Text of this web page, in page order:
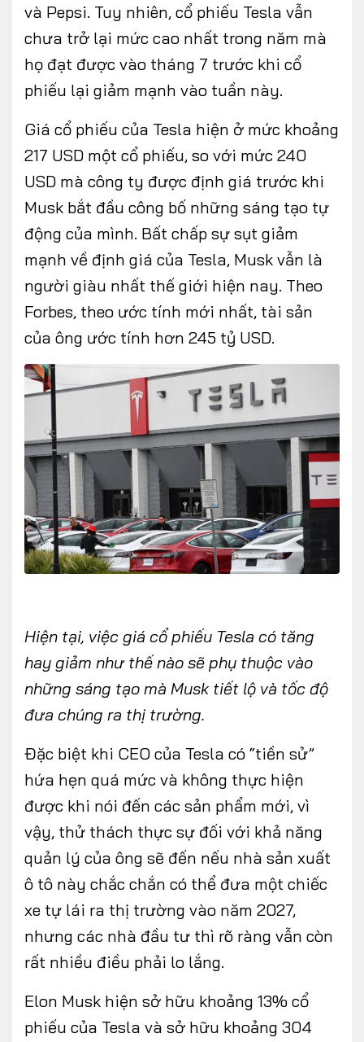
và Pepsi. Tuy nhiên, cổ phiếu Tesla vẫn
chưa trở lại mức cao nhất trong năm mà
họ đạt được vào tháng 7 trước khi cổ
phiếu lại giảm mạnh vào tuần này.
Giá cổ phiếu của Tesla hiện ở mức khoảng
217 USD một cổ phiếu, so với mức 240
USD mà công ty được định giá trước khi
Musk bắt đầu công bố những sáng tạo tự
động của mình. Bất chấp sự sụt giảm
mạnh về định giá của Tesla, Musk vẫn là
người giàu nhất thế giới hiện nay. Theo
Forbes, theo ước tính mới nhất, tài sản
của ông ước tính hơn 245 tỷ USD.
Hiện tại, việc giá cổ phiếu Tesla có tăng
hay giảm như thế nào sẽ phụ thuộc vào
những sáng tạo mà Musk tiết lộ và tốc độ
đưa chúng ra thị trường.
Đặc biệt khi CEO của Tesla có “tiền sử”
hứa hẹn quá mức và không thực hiện
được khi nói đến các sản phẩm mới, vì
vậy, thử thách thực sự đối với khả năng
quản lý của ông sẽ đến nếu nhà sản xuất
ô tô này chắc chắn có thể đưa một chiếc
xe tự lái ra thị trường vào năm 2027,
nhưng các nhà đầu tư thì rõ ràng vẫn còn
rất nhiều điều phải lo lắng.
Elon Musk hiện sở hữu khoảng 13% cổ
phiếu của Tesla và sở hữu khoảng 304